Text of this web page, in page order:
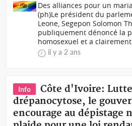
Des alliances pour un
(ph)Le président du
Leone, Segepon Solomon
publiquement dénoncé la
homosexuel et a
il y a 2 ans
Info
Côte d'Ivoire:
drépanocytose, le
encourage au dépistage